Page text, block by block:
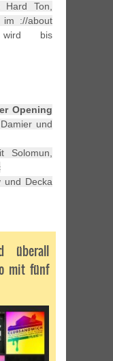
Hard Ton,
im ://about
bis
Opening
und
Solomun,
und Decka
überall
mit fünf